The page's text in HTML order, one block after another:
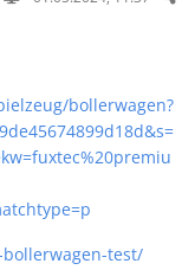
bollerwagen?
test/